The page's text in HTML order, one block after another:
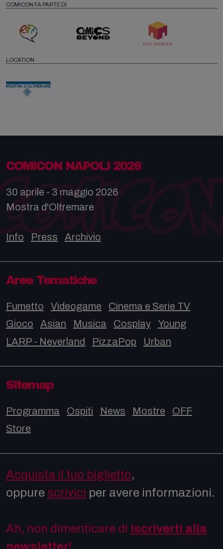
COMICON FA PARTE DI
LOCATION
COMICON NAPOLI 2026
30 aprile - 3 maggio 2026
Mostra d'Oltremare
Info Press Archivio
Aree Tematiche
Fumetto Videogame
Cinema e Serie TV
Gioco
Asian Musica Cosplay
Young
LARP - Neverland
PizzaPop Urban
Sitemap
Programma Ospiti News Mostre
OFF
Store
Acquista il tuo biglietto,
oppure scrivici per avere informazioni.
Ah, non dimenticare di iscriverti alla
newsletter!